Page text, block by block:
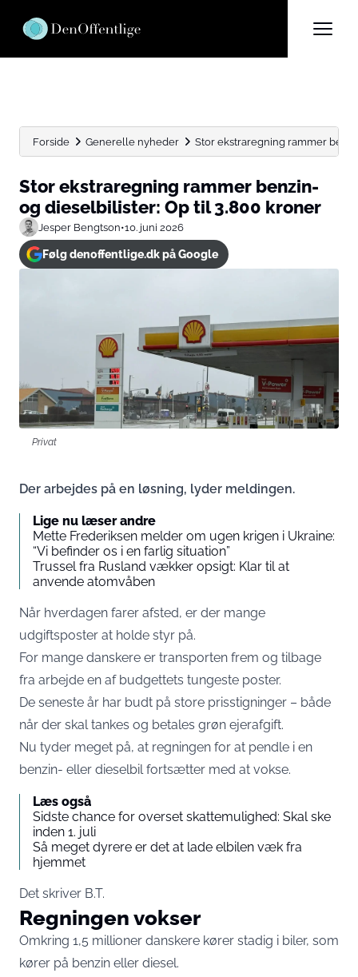
Forside Generelle nyheder Stor ekstraregning rammer
Stor ekstraregning rammer benzin-
og dieselbilister: Op til 3.800 kroner
Jesper Bengtson•10. juni 2026
Følg denoffentlige.dk på Google
Privat
Der arbejdes på en løsning, lyder meldingen.
Lige nu læser andre
Mette Frederiksen melder om ugen krigen i Ukraine:
“Vi befinder os i en farlig situation”
Trussel fra Rusland vækker opsigt: Klar til at
anvende atomvåben
Når hverdagen farer afsted, er der mange
udgiftsposter at holde styr på.
For mange danskere er transporten frem og tilbage
fra arbejde en af budgettets tungeste poster.
De seneste år har budt på store prisstigninger – både
når der skal tankes og betales grøn ejerafgift.
Nu tyder meget på, at regningen for at pendle i en
benzin- eller dieselbil fortsætter med at vokse.
Læs også
Sidste chance for overset skattemulighed: Skal ske
inden 1. juli
Så meget dyrere er det at lade elbilen væk fra
hjemmet
Det skriver B.T.
Regningen vokser
Omkring 1,5 millioner danskere kører stadig i biler, som
kører på benzin eller diesel.